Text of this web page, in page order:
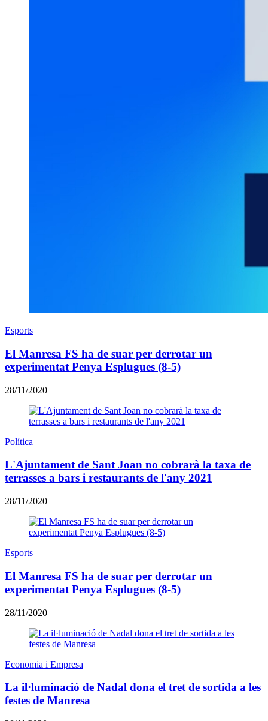
Esports
El Manresa FS ha de suar per derrotar un
experimentat Penya Esplugues (8-5)
28/11/2020
Política
L'Ajuntament de Sant Joan no cobrarà la taxa de
terrasses a bars i restaurants de l'any 2021
28/11/2020
Esports
El Manresa FS ha de suar per derrotar un
experimentat Penya Esplugues (8-5)
28/11/2020
Economia i Empresa
La il·luminació de Nadal dona el tret de sortida a les
festes de Manresa